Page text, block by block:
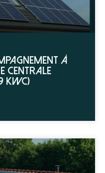
à
centrale
kWc)